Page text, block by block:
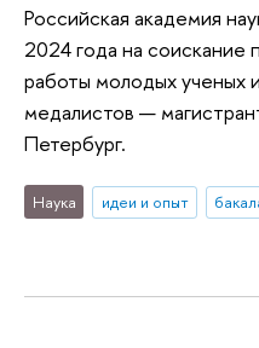
Российская академия
2024 года на соискание
работы молодых ученых
медалистов —
Петербург.
Наука идеи и опыт